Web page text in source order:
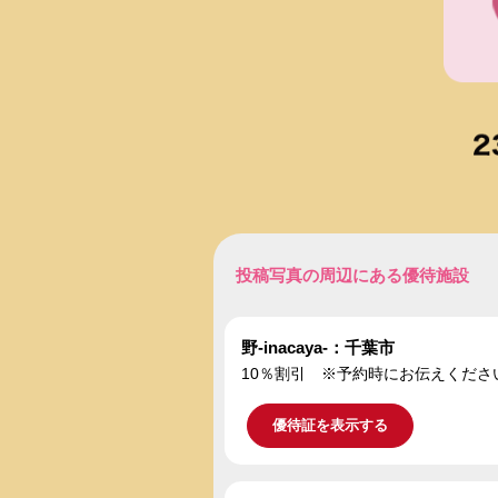
投稿写真の周辺にある優待施設
野-inacaya-：千葉市
10％割引 ※予約時にお伝えくださ
優待証を表示する